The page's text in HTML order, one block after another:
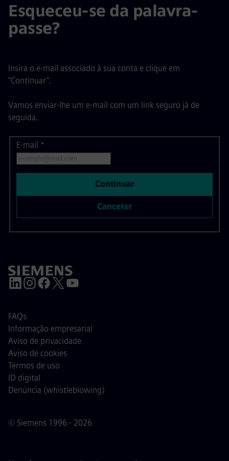
Esqueceu-se da palavra-
passe?
Insira o e-mail associado à sua conta e clique em
"Continuar".
Vamos enviar-lhe um e-mail com um link seguro já de
seguida.
Redefinir palavra-passe com o seu e-mail
E-mail *
Cancelar
Continuar
© Siemens 1996 - 2026
FAQs
Informação empresarial
Aviso de privacidade
Aviso de cookies
Termos de uso
ID digital
Denúncia (whistleblowing)